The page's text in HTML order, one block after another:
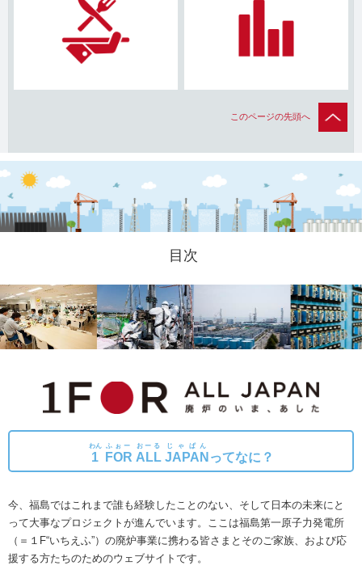
このページの先頭へ
目次
1
わん
FOR
ふぉー
ALL
おーる
JAPAN
じゃぱん
ってなに？
今、福島ではこれまで誰も経験したことのない、そして日本の未来にと
って大事なプロジェクトが進んでいます。
ここは福島第一原子力発電所
（＝１F“いちえふ”）の廃炉事業に携わる皆さまとそのご家族、および応
援する方たちのためのウェブサイトです。